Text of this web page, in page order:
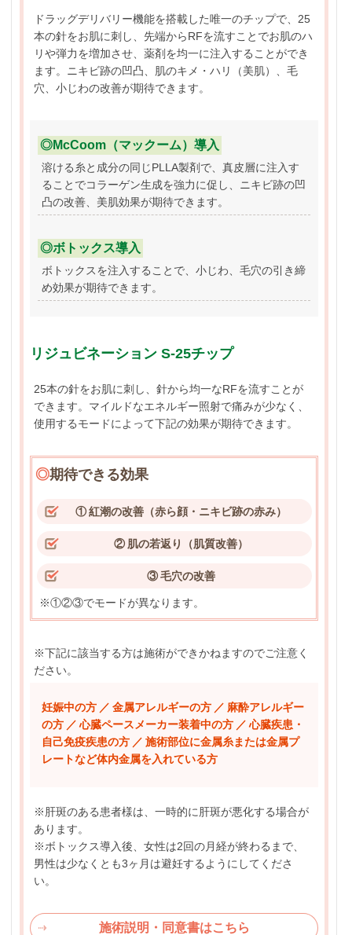
ドラッグデリバリー機能を搭載した唯一のチップで、25
本の針をお肌に刺し、先端からRFを流すことでお肌のハ
リや弾力を増加させ、薬剤を均一に注入することができ
ます。ニキビ跡の凹凸、肌のキメ・ハリ（美肌）、毛
穴、小じわの改善が期待できます。
◎McCoom（マックーム）導入
溶ける糸と成分の同じPLLA製剤で、真皮層に注入す
ることでコラーゲン生成を強力に促し、ニキビ跡の凹
凸の改善、美肌効果が期待できます。
◎ボトックス導入
ボトックスを注入することで、小じわ、毛穴の引き締
め効果が期待できます。
リジュビネーション S-25チップ
25本の針をお肌に刺し、針から均一なRFを流すことが
できます。マイルドなエネルギー照射で痛みが少なく、
使用するモードによって下記の効果が期待できます。
◎期待できる効果
① 紅潮の改善（赤ら顔・ニキビ跡の赤み）
② 肌の若返り（肌質改善）
③ 毛穴の改善
※①②③でモードが異なります。
※下記に該当する方は施術ができかねますのでご注意く
ださい。
妊娠中の方 ／ 金属アレルギーの方 ／ 麻酔アレルギー
の方 ／ 心臓ペースメーカー装着中の方 ／ 心臓疾患・
自己免疫疾患の方 ／ 施術部位に金属糸または金属プ
レートなど体内金属を入れている方
※肝斑のある患者様は、一時的に肝斑が悪化する場合が
あります。
※ボトックス導入後、女性は2回の月経が終わるまで、
男性は少なくとも3ヶ月は避妊するようにしてくださ
い。
施術説明・同意書はこちら